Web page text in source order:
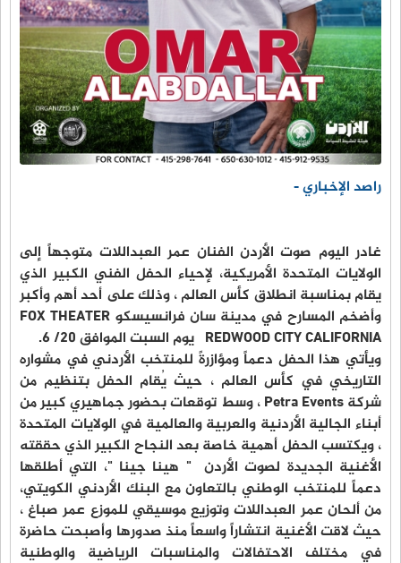
راصد الإخباري -
غادر اليوم صوت الأردن الفنان عمر العبداللات متوجهاً إلى
الولايات المتحدة الأمريكية، لإحياء الحفل الفني الكبير الذي
يقام بمناسبة انطلاق كأس العالم ، وذلك على أحد أهم وأكبر
وأضخم المسارح في مدينة سان فرانسيسكو FOX THEATER
REDWOOD CITY CALIFORNIA يوم السبت الموافق 20/ 6.
ويأتي هذا الحفل دعماً ومؤازرةً للمنتخب الأردني في مشواره
التاريخي في كأس العالم ، حيث يُقام الحفل بتنظيم من
شركة Petra Events ، وسط توقعات بحضور جماهيري كبير من
أبناء الجالية الأردنية والعربية والعالمية في الولايات المتحدة
، ويكتسب الحفل أهمية خاصة بعد النجاح الكبير الذي حققته
الأغنية الجديدة لصوت الأردن " هينا جينا "، التي أطلقها
دعماً للمنتخب الوطني بالتعاون مع البنك الأردني الكويتي،
من ألحان عمر العبداللات وتوزيع موسيقي للموزع عمر صباغ ،
حيث لاقت الأغنية انتشاراً واسعاً منذ صدورها وأصبحت حاضرة
في مختلف الاحتفالات والمناسبات الرياضية والوطنية